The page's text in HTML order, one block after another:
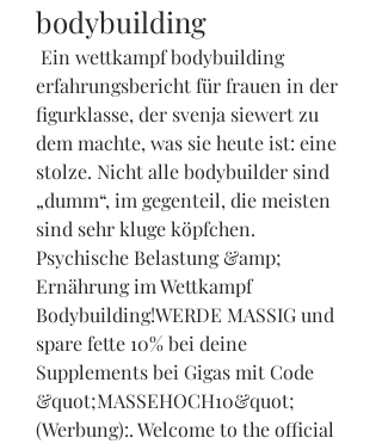
bodybuilding
erfahrungsbericht für frauen in der
figurklasse, der svenja siewert zu
dem machte, was sie heute ist: eine
stolze. Nicht alle bodybuilder sind
„dumm“, im gegenteil, die meisten
sind sehr kluge köpfchen.
Psychische Belastung &amp;
Ernährung im Wettkampf
Bodybuilding!WERDE MASSIG und
spare fette 10% bei deine
Supplements bei Gigas mit Code
&quot;MASSEHOCH10&quot;
(Werbung):. Welcome to the official